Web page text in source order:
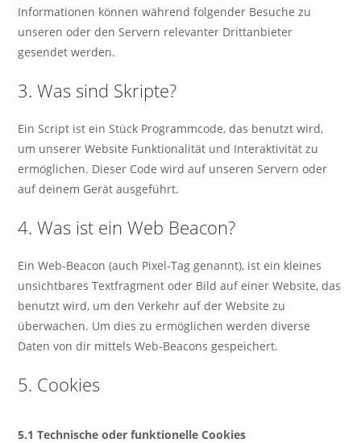
Informationen können während folgender Besuche zu
unseren oder den Servern relevanter Drittanbieter
gesendet werden.
3. Was sind Skripte?
Ein Script ist ein Stück Programmcode, das benutzt wird,
um unserer Website Funktionalität und Interaktivität zu
ermöglichen. Dieser Code wird auf unseren Servern oder
auf deinem Gerät ausgeführt.
4. Was ist ein Web Beacon?
Ein Web-Beacon (auch Pixel-Tag genannt), ist ein kleines
unsichtbares Textfragment oder Bild auf einer Website, das
benutzt wird, um den Verkehr auf der Website zu
überwachen. Um dies zu ermöglichen werden diverse
Daten von dir mittels Web-Beacons gespeichert.
5. Cookies
5.1 Technische oder funktionelle Cookies